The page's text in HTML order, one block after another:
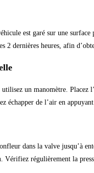
est garé sur une
2 dernières heures, afin
un manomètre. Placez
échapper de l’air en
dans la valve jusqu’à
régulièrement la